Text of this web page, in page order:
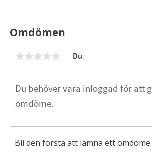
Omdömen
Du
Bli den första att lämna ett omdöme.